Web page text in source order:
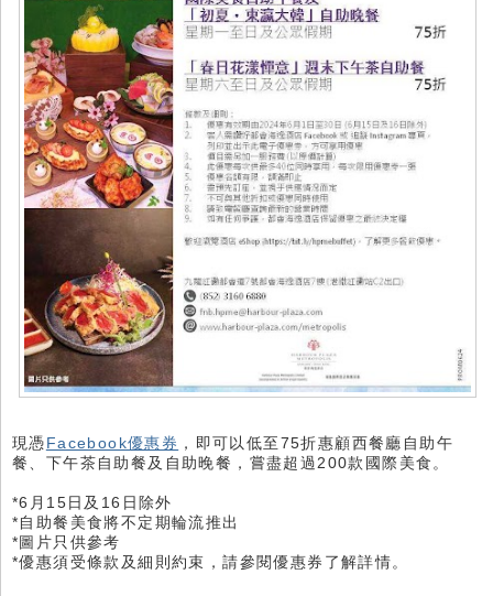
現憑Facebook優惠券 ，即可以低至75折惠顧西餐廳自助午
餐、下午茶自助餐及自助晚餐，嘗盡超過200款國際美食。
*6月15日及16日除外
*自助餐美食將不定期輪流推出
*圖片只供參考
*優惠須受條款及細則約束，請參閱優惠券了解詳情。